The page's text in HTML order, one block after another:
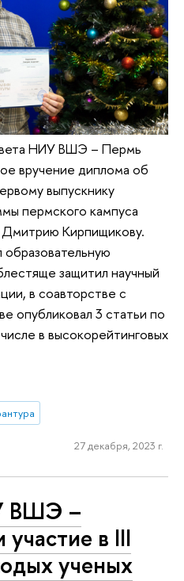
НИУ ВШЭ – Пермь
вручение диплома об
выпускнику
пермского кампуса
Кирпищикову.
защитил научный
в соавторстве с
опубликовал 3 статьи по
в высокорейтинговых
27 декабря, 2023 г.
ВШЭ –
в III
ученых